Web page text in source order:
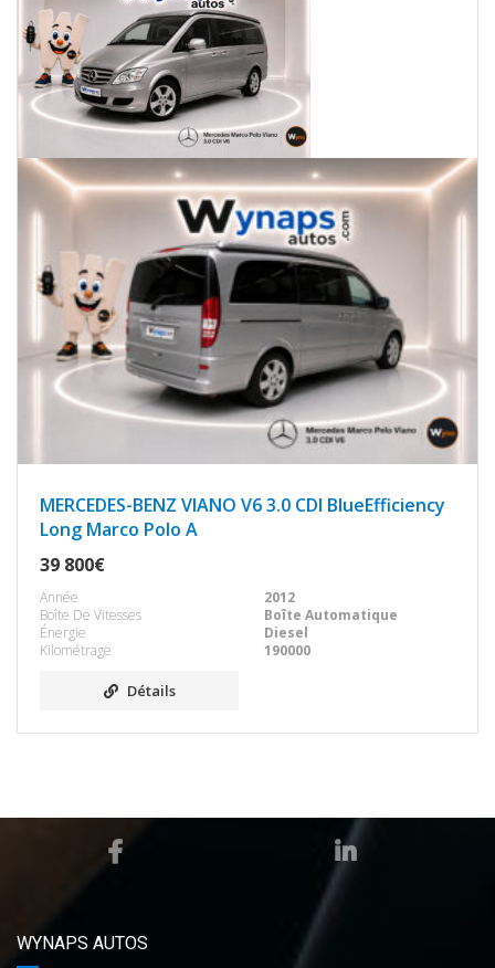
MERCEDES-BENZ VIANO V6 3.0 CDI BlueEfficiency
Long Marco Polo A
39 800€
Année
2012
Boîte De Vitesses
Boîte Automatique
Énergie
Diesel
Kilométrage
190000
Détails
WYNAPS AUTOS